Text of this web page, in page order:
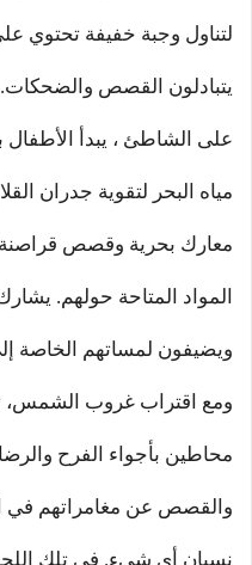
لتناول وجبة خفيفة تحتوي
يتبادلون القصص والضحكات.
على الشاطئ ، يبدأ الأطفال
مياه البحر لتقوية جدران
معارك بحرية وقصص قراصنة
المواد المتاحة حولهم.
ويضيفون لمساتهم الخاصة إلى
ومع اقتراب غروب الشمس،
محاطين بأجواء الفرح
والقصص عن مغامراتهم في
نسيان أي شيء. في تلك